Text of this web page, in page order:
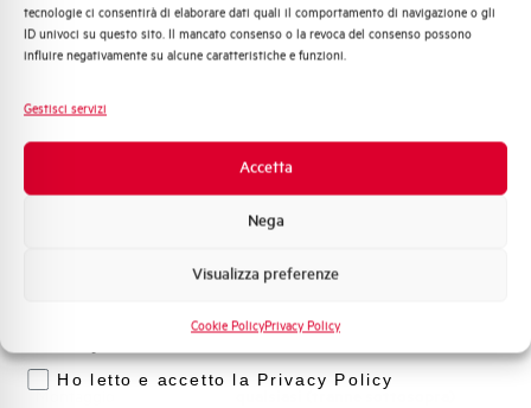
tecnologie ci consentirà di elaborare dati quali il comportamento di navigazione o gli
ID univoci su questo sito. Il mancato consenso o la revoca del consenso possono
influire negativamente su alcune caratteristiche e funzioni.
Gestisci servizi
Accetta
Nega
Visualizza preferenze
Cookie PolicyPrivacy Policy
Adatto al sezionamento
secondo EN 60947-2
NO
Temperatura di riferimento (°C)
Montaggio qualsiasi (tranne sottosopra)
Distribuzione di Energia
Automazione Industriale
Sistema Quadri
Promozioni e offerte
Formazione tecnica
Voglio ricevere aggiornamenti, novità di
Ho letto e accetto la Privacy Policy